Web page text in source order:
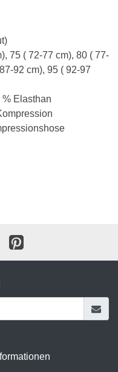
75 ( 72-77 cm), 80 ( 77-
92 cm), 95 ( 92-97
Elasthan